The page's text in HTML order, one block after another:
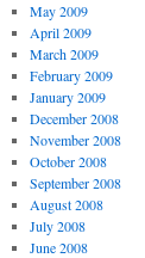
May 2009
April 2009
March 2009
February 2009
January 2009
December 2008
November 2008
October 2008
September 2008
August 2008
July 2008
June 2008